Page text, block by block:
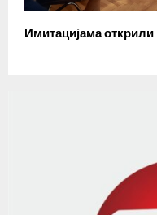
Имитацијама открили